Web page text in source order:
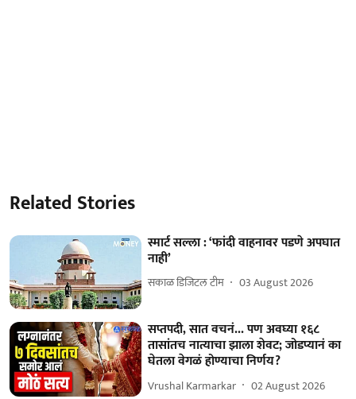
Related Stories
स्मार्ट सल्ला : ‘फांदी वाहनावर पडणे अपघात
नाही’
सकाळ डिजिटल टीम 03 August 2026
सप्तपदी, सात वचनं... पण अवघ्या १६८
तासांतच नात्याचा झाला शेवट; जोडप्यानं का
घेतला वेगळं होण्याचा निर्णय?
Vrushal Karmarkar 02 August 2026